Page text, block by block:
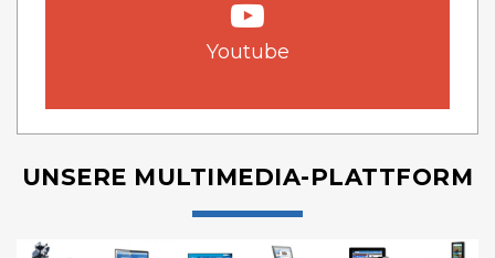
Youtube
UNSERE MULTIMEDIA-PLATTFORM